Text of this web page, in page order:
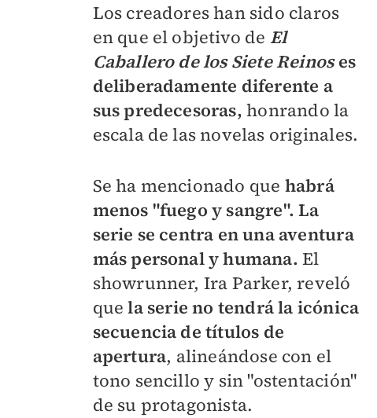
Los creadores han sido claros
en que el objetivo de El
Caballero de los Siete Reinoses
deliberadamente diferente a
sus predecesoras, honrando la
escala de las novelas originales.
Se ha mencionado que habrá
menos "fuego y sangre". La
serie se centra en una aventura
más personal y humana. El
showrunner, Ira Parker, reveló
quela serie no tendrá la icónica
secuencia de títulos de
apertura, alineándose con el
tono sencillo y sin "ostentación"
de su protagonista.